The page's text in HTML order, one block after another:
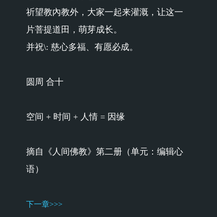
祈望教內教外，大家一起来灌溉，让这一
片菩提道田，萌芽成长。
并祝\: 慈心多福、有愿必成。
圆周 合十
空间 + 时间 + 人情 = 因缘
摘自《人间佛教》第二册（单元：编辑心
语）
下一章>>>